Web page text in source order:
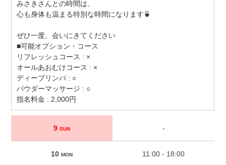
みさきさんとの時間は、
心も身体も温まる特別な時間になります🍵
ぜひ一度、会いにきてください
■可能オプション・コース
リフレッシュコース : ×
オールあおむけコース : ×
ディープリンパ : ○
パウダーマッサージ : ○
指名料金 : 2,000円
9SUN -
10MON 11:00 - 18:00